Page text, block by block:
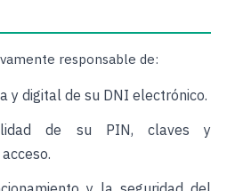
responsable de:
y digital de su DNI electrónico.
de su PIN, claves y